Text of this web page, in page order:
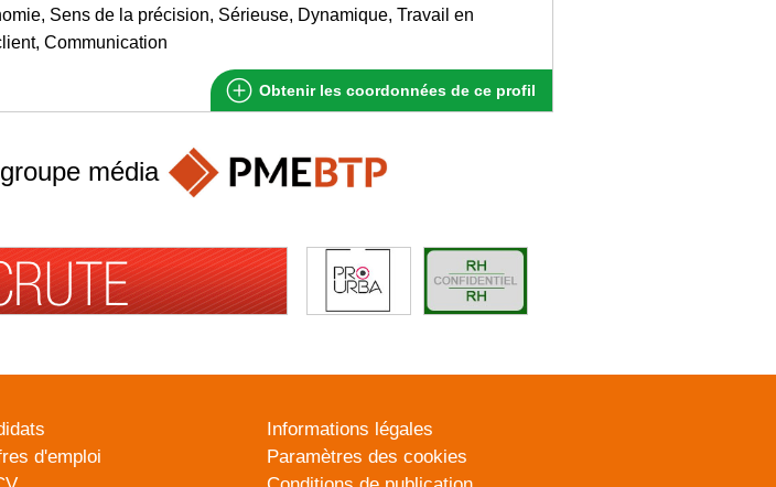
Sens de la précision, Sérieuse, Dynamique, Travail en
Communication
Obtenir les coordonnées de ce profil
média
d'emploi
Informations légales
Paramètres des cookies